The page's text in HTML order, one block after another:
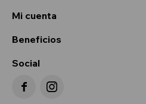
Mi cuenta
Beneficios
Social
 